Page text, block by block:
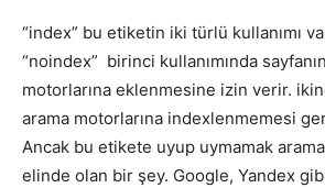
“index” bu etiketin iki türlü kullanımı
“noindex” birinci kullanımında
motorlarına eklenmesine izin verir.
arama motorlarına indexlenmemesi
Ancak bu etikete uyup uymamak
elinde olan bir şey. Google, Yandex